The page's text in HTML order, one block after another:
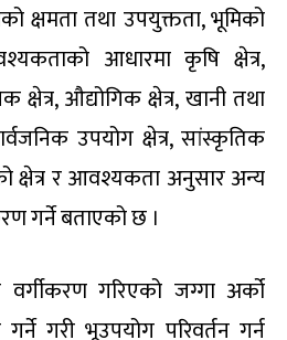
क्षमता तथा उपयुक्तता, भूमिको
आधारमा कृषि क्षेत्र,
क्षेत्र, औद्योगिक क्षेत्र, खानी तथा
उपयोग क्षेत्र, सांस्कृतिक
क्षेत्र र आवश्यकता अनुसार अन्य
गर्ने बताएको छ ।
वर्गीकरण गरिएको जग्गा अर्को
गरी भूउपयोग परिवर्तन गर्न